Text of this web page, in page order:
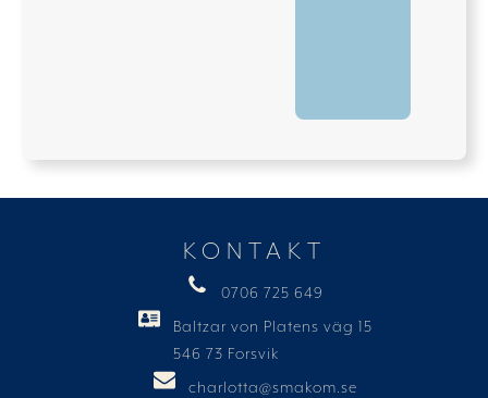
KONTAKT
0706 725 649
Baltzar von Platens väg 15
546 73 Forsvik
charlotta@smakom.se